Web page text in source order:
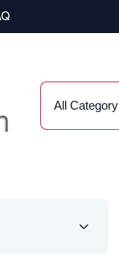
All Category